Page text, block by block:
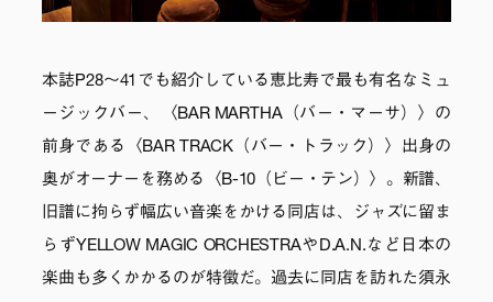
本誌P28～41でも紹介している恵比寿で最も有名なミュ
ージックバー、〈BAR MARTHA（バー・マーサ）〉の
前身である〈BAR TRACK（バー・トラック）〉出身の
奥がオーナーを務める〈B-10（ビー・テン）〉。新譜、
旧譜に拘らず幅広い音楽をかける同店は、ジャズに留ま
らずYELLOW MAGIC ORCHESTRAやD.A.N.など日本の
楽曲も多くかかるのが特徴だ。過去に同店を訪れた須永